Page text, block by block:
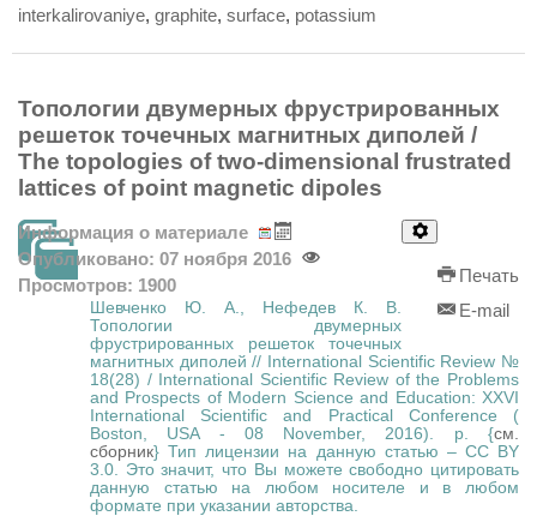
interkalirovaniye, graphite, surface, potassium
Топологии двумерных фрустрированных
решеток точечных магнитных диполей /
The topologies of two-dimensional frustrated
lattices of point magnetic dipoles
Печать
E-mail
Информация о материале
Опубликовано: 07 ноября 2016
Просмотров: 1900
Шевченко Ю. А., Нефедев К. В.
Топологии двумерных
фрустрированных решеток точечных
магнитных диполей // International Scientific Review №
18(28) / International Scientific Review of the Problems
and Prospects of Modern Science and Education: XXVI
International Scientific and Practical Conference (
Boston, USA - 08 November, 2016). p. {см.
сборник} Тип лицензии на данную статью – CC BY
3.0. Это значит, что Вы можете свободно цитировать
данную статью на любом носителе и в любом
формате при указании авторства.